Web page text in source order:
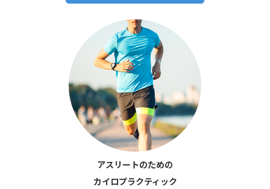
アスリートのための
カイロプラクティック